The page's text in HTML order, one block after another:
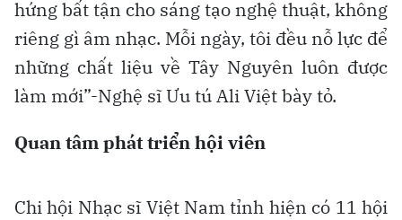
hứng bất tận cho sáng tạo nghệ thuật, không
riêng gì âm nhạc. Mỗi ngày, tôi đều nỗ lực để
những chất liệu về Tây Nguyên luôn được
làm mới”-Nghệ sĩ Ưu tú Ali Việt bày tỏ.
Quan tâm phát triển hội viên
Chi hội Nhạc sĩ Việt Nam tỉnh hiện có 11 hội